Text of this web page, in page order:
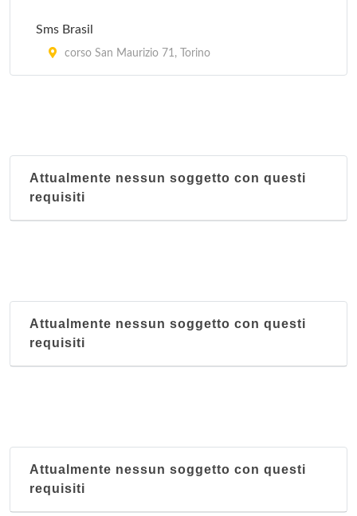
Sms Brasil
corso San Maurizio 71, Torino
Attualmente nessun soggetto con questi
requisiti
Attualmente nessun soggetto con questi
requisiti
Attualmente nessun soggetto con questi
requisiti